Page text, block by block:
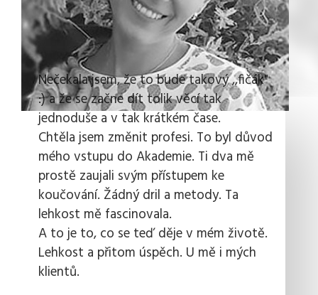
Nečekala jsem, že to bude takový ,,fičák"
:) a že se začne dít tolik věcí tak
jednoduše a v tak krátkém čase.
Chtěla jsem změnit profesi. To byl důvod
mého vstupu do Akademie. Ti dva mě
prostě zaujali svým přístupem ke
koučování. Žádný dril a metody. Ta
lehkost mě fascinovala.
A to je to, co se teď děje v mém životě.
Lehkost a přitom úspěch. U mě i mých
klientů.